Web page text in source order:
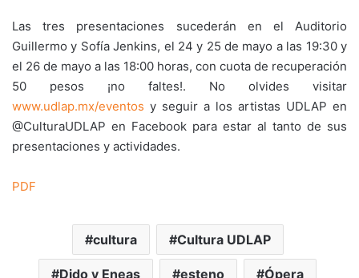
Las tres presentaciones sucederán en el Auditorio
Guillermo y Sofía Jenkins, el 24 y 25 de mayo a las 19:30 y
el 26 de mayo a las 18:00 horas, con cuota de recuperación
50 pesos ¡no faltes!. No olvides visitar
www.udlap.mx/eventos y seguir a los artistas UDLAP en
@CulturaUDLAP en Facebook para estar al tanto de sus
presentaciones y actividades.
PDF
cultura Cultura UDLAP
Dido y Eneas esteno Ópera